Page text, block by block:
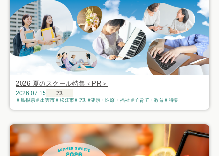
2026 夏のスクール特集＜PR＞
2026.07.15
PR
島根県
出雲市 松江市 PR 健康・医療・福祉 子育て・教育 特集